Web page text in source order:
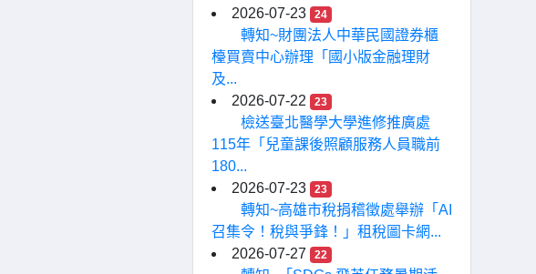
2026-07-23
24
轉知~財團法人中華民國證券櫃
檯買賣中心辦理「國小版金融理財
及...
2026-07-22
23
檢送臺北醫學大學進修推廣處
115年「兒童課後照顧服務人員職前
180...
2026-07-23
23
轉知~高雄市稅捐稽徵處舉辦「AI
召集令！稅與爭鋒！」租稅圖卡網...
2026-07-27
22